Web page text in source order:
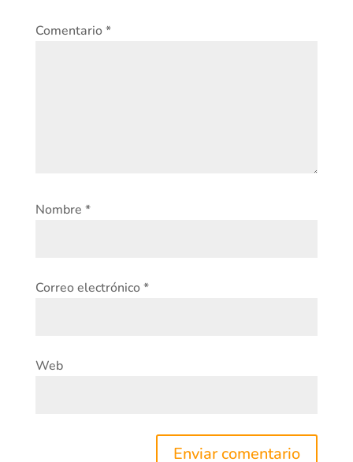
Comentario*
Nombre *
Correo electrónico*
Web